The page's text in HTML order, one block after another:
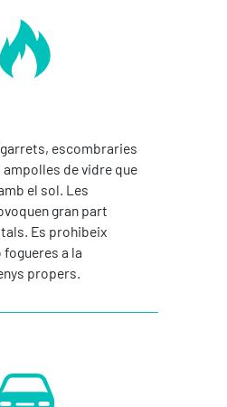
escombraries
de vidre que
el sol. Les
gran part
Es prohibeix
a la
propers.